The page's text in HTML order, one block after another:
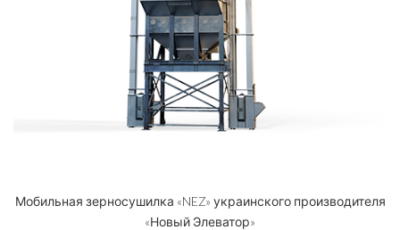
Мобильная зерносушилка «NEZ» украинского производителя
«Новый Элеватор»